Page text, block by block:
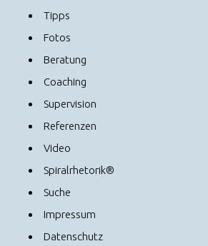
Tipps
Fotos
Beratung
Coaching
Supervision
Referenzen
Video
Spiralrhetorik®
Suche
Impressum
Datenschutz